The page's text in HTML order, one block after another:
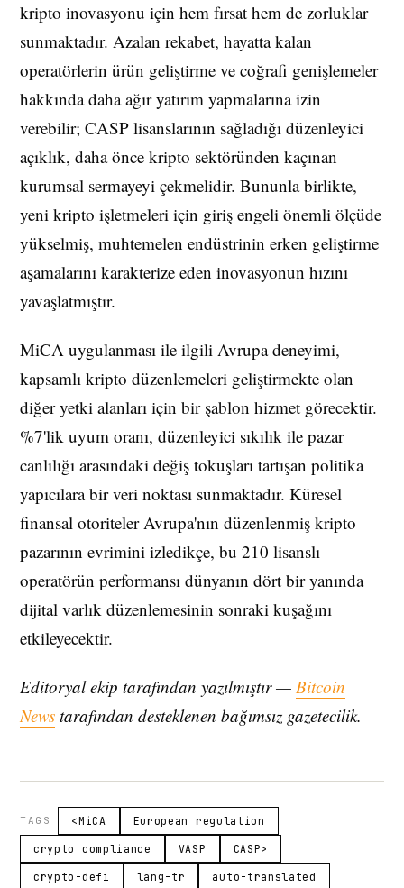
kripto inovasyonu için hem fırsat hem de zorluklar
sunmaktadır. Azalan rekabet, hayatta kalan
operatörlerin ürün geliştirme ve coğrafi genişlemeler
hakkında daha ağır yatırım yapmalarına izin
verebilir; CASP lisanslarının sağladığı düzenleyici
açıklık, daha önce kripto sektöründen kaçınan
kurumsal sermayeyi çekmelidir. Bununla birlikte,
yeni kripto işletmeleri için giriş engeli önemli ölçüde
yükselmiş, muhtemelen endüstrinin erken geliştirme
aşamalarını karakterize eden inovasyonun hızını
yavaşlatmıştır.
MiCA uygulanması ile ilgili Avrupa deneyimi,
kapsamlı kripto düzenlemeleri geliştirmekte olan
diğer yetki alanları için bir şablon hizmet görecektir.
%7'lik uyum oranı, düzenleyici sıkılık ile pazar
canlılığı arasındaki değiş tokuşları tartışan politika
yapıcılara bir veri noktası sunmaktadır. Küresel
finansal otoriteler Avrupa'nın düzenlenmiş kripto
pazarının evrimini izledikçe, bu 210 lisanslı
operatörün performansı dünyanın dört bir yanında
dijital varlık düzenlemesinin sonraki kuşağını
etkileyecektir.
Editoryal ekip tarafından yazılmıştır — Bitcoin
News tarafından desteklenen bağımsız gazetecilik.
TAGS <MiCA European regulation
crypto compliance VASP CASP>
crypto-defi lang-tr auto-translated